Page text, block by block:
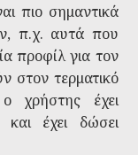
πιο σημαντικά
π.χ. αυτά που
προφίλ για τον
στον τερματικό
χρήστης έχει
έχει δώσει